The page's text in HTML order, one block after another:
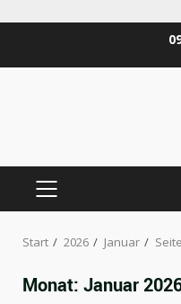
PRIMÄRES
Start 2026 Januar
Monat: Januar